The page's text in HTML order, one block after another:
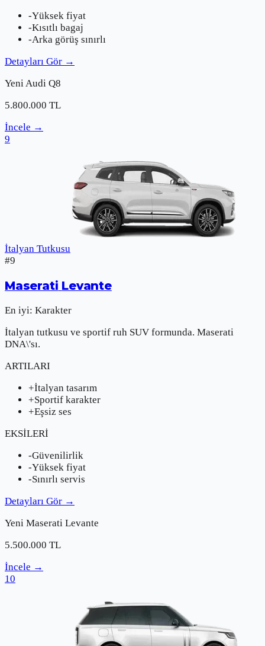
-Yüksek fiyat
-Kısıtlı bagaj
-Arka görüş sınırlı
Detayları Gör →
YeniAudi Q8
5.800.000 TL
İncele →
9
İtalyan Tutkusu
#9
Maserati Levante
En iyi: Karakter
İtalyan tutkusu ve sportif ruh SUV formunda. Maserati
DNA\'sı.
ARTILARI
+İtalyan tasarım
+Sportif karakter
+Eşsiz ses
EKSİLERİ
-Güvenilirlik
-Yüksek fiyat
-Sınırlı servis
Detayları Gör →
Yeni Maserati Levante
5.500.000 TL
İncele →
10